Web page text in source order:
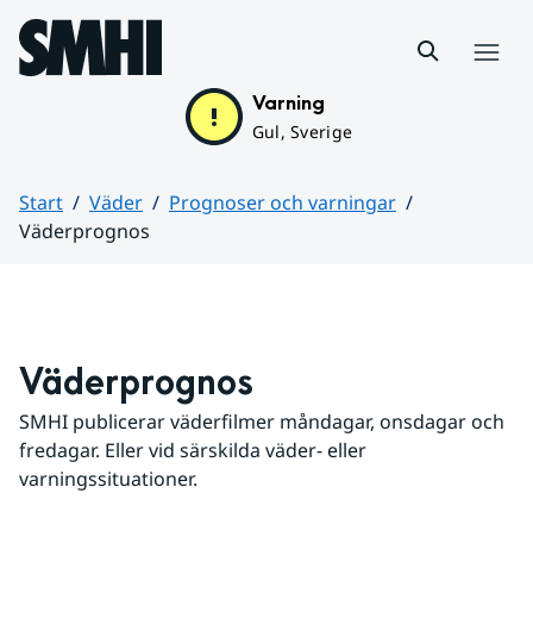
Hoppa till sidans innehåll
Varning
Gul, Sverige
Start Väder
Prognoser och varningar
Väderprognos
Väderprognos
SMHI publicerar väderfilmer måndagar, onsdagar och
fredagar. Eller vid särskilda väder- eller
varningssituationer.